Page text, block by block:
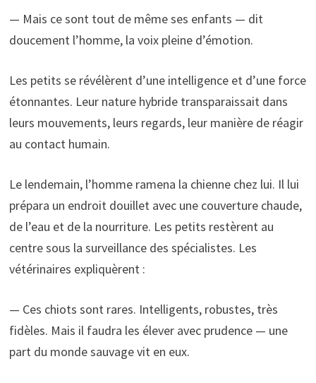
— Mais ce sont tout de même ses enfants — dit
doucement l’homme, la voix pleine d’émotion.
Les petits se révélèrent d’une intelligence et d’une force
étonnantes. Leur nature hybride transparaissait dans
leurs mouvements, leurs regards, leur manière de réagir
au contact humain.
Le lendemain, l’homme ramena la chienne chez lui. Il lui
prépara un endroit douillet avec une couverture chaude,
de l’eau et de la nourriture. Les petits restèrent au
centre sous la surveillance des spécialistes. Les
vétérinaires expliquèrent :
— Ces chiots sont rares. Intelligents, robustes, très
fidèles. Mais il faudra les élever avec prudence — une
part du monde sauvage vit en eux.